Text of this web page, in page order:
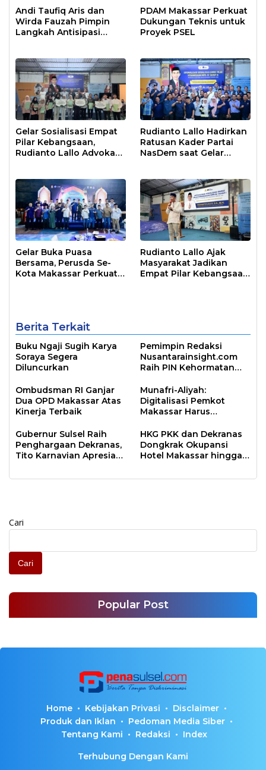
Andi Taufiq Aris dan
Wirda Fauzah Pimpin
Langkah Antisipasi
PDAM Makassar Perkuat
Dukungan Teknis untuk
Proyek PSEL
Gelar Sosialisasi Empat
Pilar Kebangsaan,
Rudianto Lallo Advokasi
Rudianto Lallo Hadirkan
Ratusan Kader Partai
NasDem saat Gelar
Gelar Buka Puasa
Bersama, Perusda Se-
Kota Makassar Perkuat
Rudianto Lallo Ajak
Masyarakat Jadikan
Empat Pilar Kebangsaan
Berita Terkait
Buku Ngaji Sugih Karya
Soraya Segera
Diluncurkan
Pemimpin Redaksi
Nusantarainsight.com
Raih PIN Kehormatan
Ombudsman RI Ganjar
Dua OPD Makassar Atas
Kinerja Terbaik
Munafri-Aliyah:
Digitalisasi Pemkot
Makassar Harus
Gubernur Sulsel Raih
Penghargaan Dekranas,
Tito Karnavian Apresiasi
Rumah
HKG PKK dan Dekranas
Dongkrak Okupansi
Hotel Makassar hingga
Cari
Cari
Popular Post
Home Kebijakan Privasi
Disclaimer
Produk dan Iklan
Pedoman Media Siber
Tentang Kami
Redaksi Index
Terhubung Dengan Kami